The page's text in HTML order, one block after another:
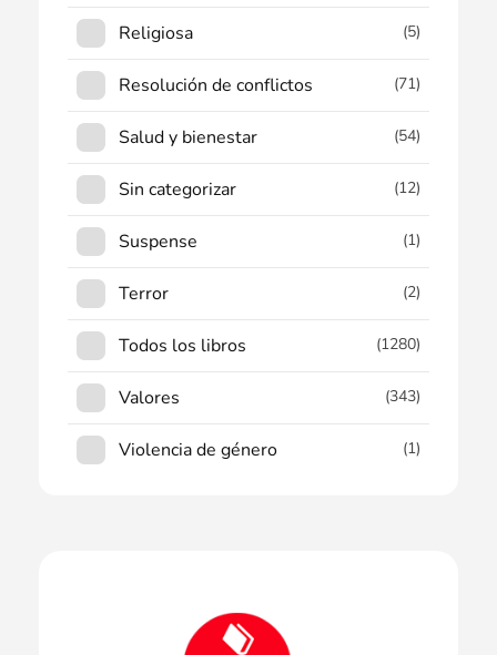
Religiosa (5)
Resolución de conflictos (71)
Salud y bienestar (54)
Sin categorizar (12)
Suspense (1)
Terror (2)
Todos los libros (1280)
Valores (343)
Violencia de género (1)